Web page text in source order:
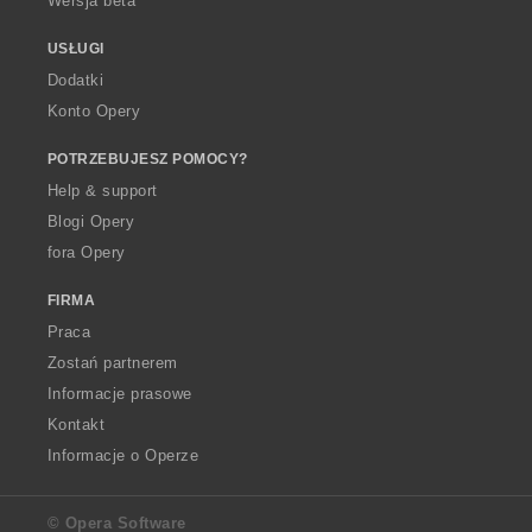
USŁUGI
Dodatki
Konto Opery
POTRZEBUJESZ POMOCY?
Help & support
Blogi Opery
fora Opery
FIRMA
Praca
Zostań partnerem
Informacje prasowe
Kontakt
Informacje o Operze
© Opera Software